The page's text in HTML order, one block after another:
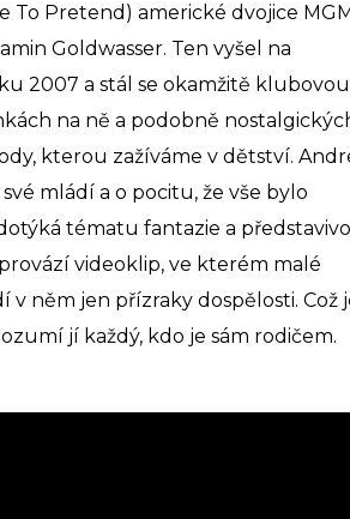
To Pretend) americké dvojice
Goldwasser. Ten vyšel na
2007 a stál se okamžitě klubovou
na ně a podobně
kterou zažíváme v dětství.
mládí a o pocitu, že vše bylo
tématu fantazie a
videoklip, ve kterém malé
něm jen přízraky dospělosti. Což
jí každý, kdo je sám rodičem.